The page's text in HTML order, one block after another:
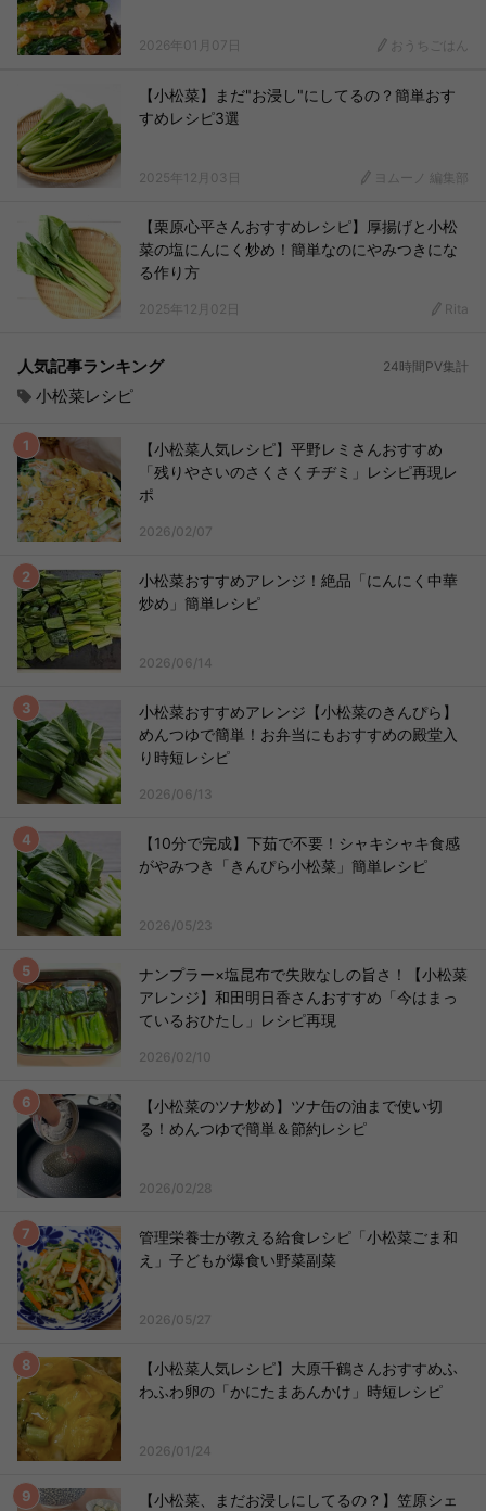
2026年01月07日 おうちごはん
【小松菜】まだ"お浸し"にしてるの？簡単おす
すめレシピ3選
2025年12月03日 ヨムーノ 編集部
【栗原心平さんおすすめレシピ】厚揚げと小松
菜の塩にんにく炒め！簡単なのにやみつきにな
る作り方
2025年12月02日 Rita
人気記事ランキング 24時間PV集計
小松菜レシピ
【小松菜人気レシピ】平野レミさんおすすめ
「残りやさいのさくさくチヂミ」レシピ再現レ
ポ
2026/02/07
小松菜おすすめアレンジ！絶品「にんにく中華
炒め」簡単レシピ
2026/06/14
小松菜おすすめアレンジ【小松菜のきんぴら】
めんつゆで簡単！お弁当にもおすすめの殿堂入
り時短レシピ
2026/06/13
【10分で完成】下茹で不要！シャキシャキ食感
がやみつき「きんぴら小松菜」簡単レシピ
2026/05/23
ナンプラー×塩昆布で失敗なしの旨さ！【小松菜
アレンジ】和田明日香さんおすすめ「今はまっ
ているおひたし」レシピ再現
2026/02/10
【小松菜のツナ炒め】ツナ缶の油まで使い切
る！めんつゆで簡単＆節約レシピ
2026/02/28
管理栄養士が教える給食レシピ「小松菜ごま和
え」子どもが爆食い野菜副菜
2026/05/27
【小松菜人気レシピ】大原千鶴さんおすすめふ
わふわ卵の「かにたまあんかけ」時短レシピ
2026/01/24
【小松菜、まだお浸しにしてるの？】笠原シェ